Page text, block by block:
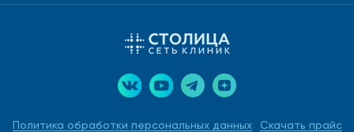
Политика обработки персональных данных
Скачать прайс